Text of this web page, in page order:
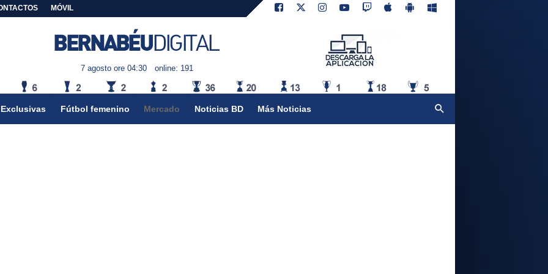
MÓVIL
7 agosto ore 04:30 online: 191
Exclusivas Fútbol femenino Mercado Noticias BD Más Noticias